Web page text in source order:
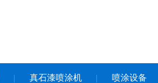
真石漆喷涂机 喷涂设备